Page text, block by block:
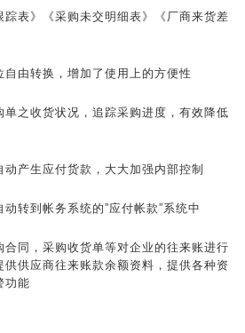
》《采购未交明细表》《厂商来货差
转换，增加了使用上的方便性
收货状况，追踪采购进度，有效降低
生应付货款，大大加强内部控制
到帐务系统的”应付帐款”系统中
，采购收货单等对企业的往来账进行
供应商往来账款余额资料，提供各种资
功能